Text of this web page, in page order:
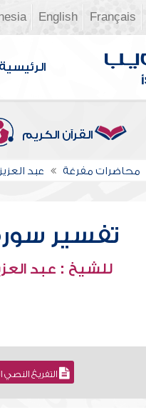
Français
English
الرئيسية
القرآن الكريم
محاضرات مفرغة عبد
تفسير سورة
للشيخ : عبد
التفريغ